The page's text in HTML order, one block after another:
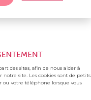
des sites, afin de nous aider à
site. Les cookies sont de petits
ou votre téléphone lorsque vous